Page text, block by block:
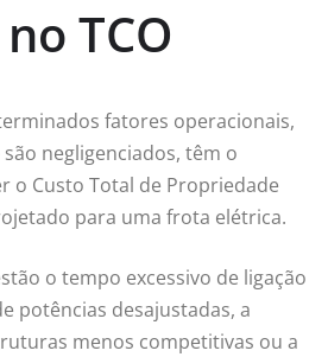
TCO
fatores operacionais,
negligenciados, têm o
o Custo Total de Propriedade
para uma frota elétrica.
o tempo excessivo de ligação
potências desajustadas, a
menos competitivas ou a